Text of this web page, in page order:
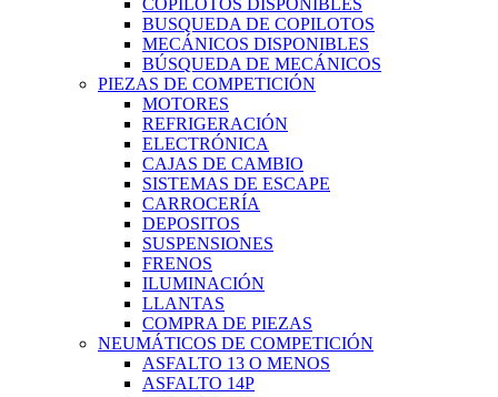
COPILOTOS DISPONIBLES
BUSQUEDA DE COPILOTOS
MECÁNICOS DISPONIBLES
BÚSQUEDA DE MECÁNICOS
PIEZAS DE COMPETICIÓN
MOTORES
REFRIGERACIÓN
ELECTRÓNICA
CAJAS DE CAMBIO
SISTEMAS DE ESCAPE
CARROCERÍA
DEPOSITOS
SUSPENSIONES
FRENOS
ILUMINACIÓN
LLANTAS
COMPRA DE PIEZAS
NEUMÁTICOS DE COMPETICIÓN
ASFALTO 13 O MENOS
ASFALTO 14P